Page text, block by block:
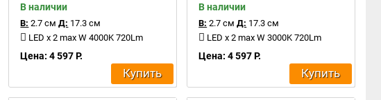
В наличии
В: 2.7 см Д: 17.3 см
LED x 2 max W 4000K 720Lm
Цена: 4 597 Р.
Купить
В наличии
В: 2.7 см Д: 17.3 см
LED x 2 max W 3000K 720Lm
Цена: 4 597 Р.
Купить